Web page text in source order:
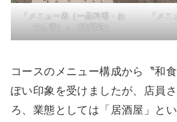
「メニュー表（一品料理・お
でん等）」（訪問時）
「メニ
コースのメニュー構成から〝和
ぽい印象を受けましたが、店員
ろ、業態としては「居酒屋」と